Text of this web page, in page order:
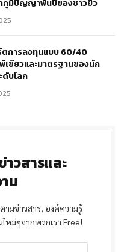
ภูมิปัญญาพันปีของชาวยิว
การลงทุนแบบ 60/40
ขียวและมาตรฐานของนัก
ดับโลก
วสารและ
ม
มข่าวสาร, องค์ความรู้
หม่ๆจากพวกเรา Free!